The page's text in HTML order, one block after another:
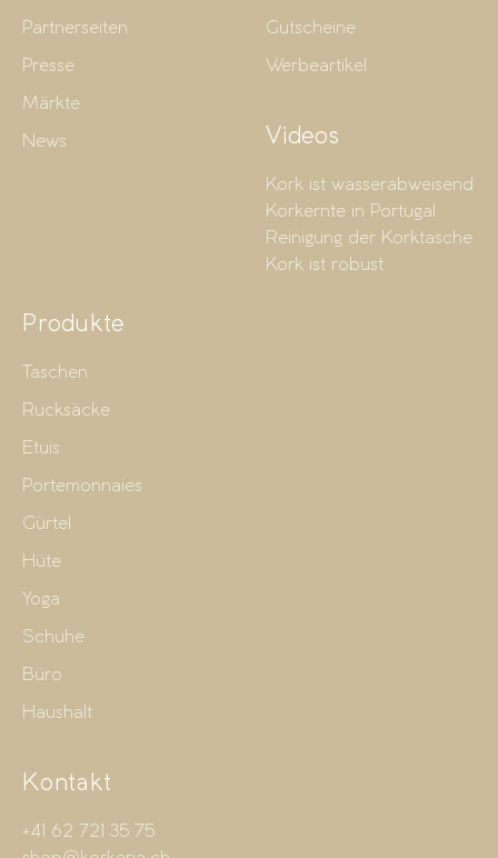
Partnerseiten
Presse
Märkte
News
Gutscheine
Werbeartikel
Videos
Kork ist wasserabweisend
Korkernte in Portugal
Reinigung der Korktasche
Kork ist robust
Produkte
Taschen
Rucksäcke
Etuis
Portemonnaies
Gürtel
Hüte
Yoga
Schuhe
Büro
Haushalt
Kontakt
+41 62 721 35 75